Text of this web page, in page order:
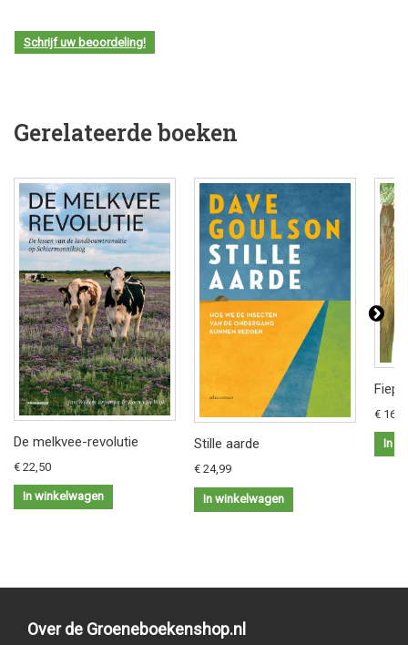
Schrijf uw beoordeling!
Gerelateerde boeken
De melkvee-revolutie
€ 22,50
In winkelwagen
Stille aarde
€ 24,99
In winkelwagen
Fiep
€
In
Over de Groeneboekenshop.nl